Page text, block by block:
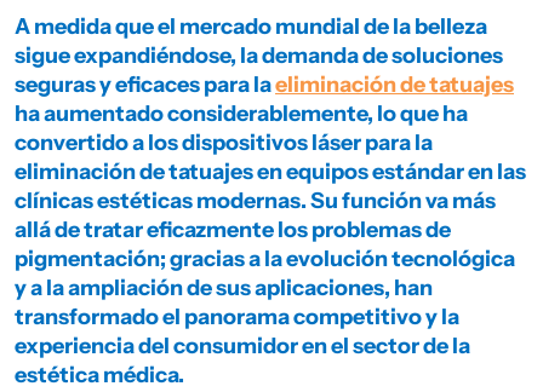
alto
rendimiento?
A medida que el mercado mundial de la belleza
sigue expandiéndose, la demanda de soluciones
seguras y eficaces para laeliminación de tatuajes
ha aumentado considerablemente, lo que ha
convertido a los dispositivos láser para la
eliminación de tatuajes en equipos estándar en las
clínicas estéticas modernas. Su función va más
allá de tratar eficazmente los problemas de
pigmentación; gracias a la evolución tecnológica
y a la ampliación de sus aplicaciones, han
transformado el panorama competitivo y la
experiencia del consumidor en el sector de la
estética médica.